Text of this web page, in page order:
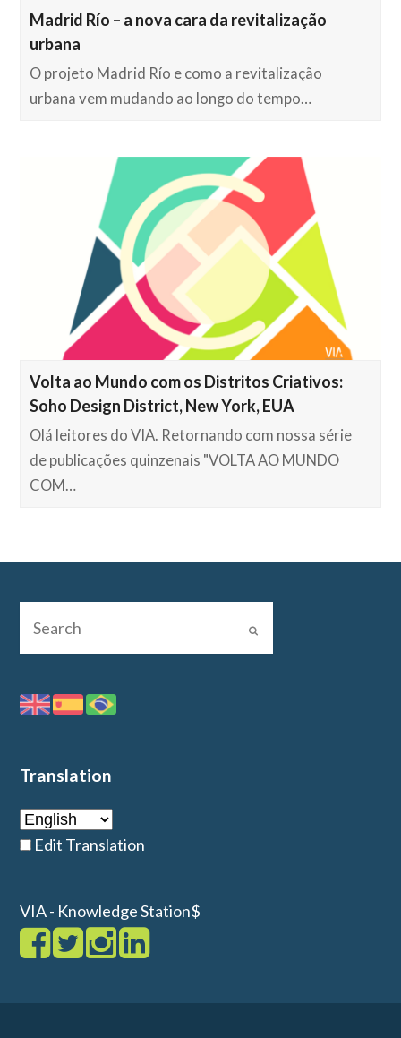
Madrid Río – a nova cara da revitalização
urbana
O projeto Madrid Río e como a revitalização
urbana vem mudando ao longo do tempo…
Volta ao Mundo com os Distritos Criativos:
Soho Design District, New York, EUA
Olá leitores do VIA. Retornando com nossa série
de publicações quinzenais "VOLTA AO MUNDO
COM…
Translation
Edit Translation
VIA - Knowledge Station$